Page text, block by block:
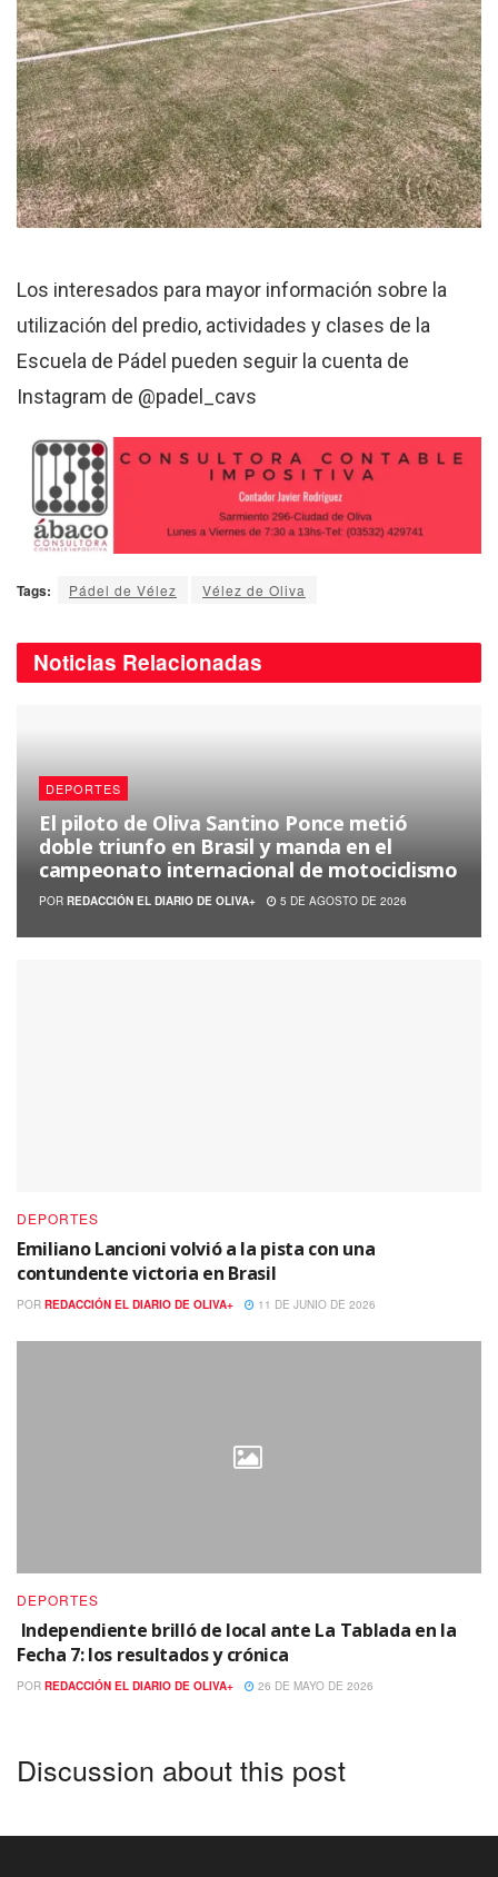
Los interesados para mayor información sobre la
utilización del predio, actividades y clases de la
Escuela de Pádel pueden seguir la cuenta de
Instagram de @padel_cavs
Tags: Pádel de Vélez Vélez de Oliva
Noticias Relacionadas
DEPORTES
El piloto de Oliva Santino Ponce metió
doble triunfo en Brasil y manda en el
campeonato internacional de motociclismo
POR REDACCIÓN EL DIARIO DE OLIVA+ 5 DE AGOSTO DE 2026
DEPORTES
Emiliano Lancioni volvió a la pista con una
contundente victoria en Brasil
POR REDACCIÓN EL DIARIO DE OLIVA+ 11 DE JUNIO DE 2026
DEPORTES
Independiente brilló de local ante La Tablada en la
Fecha 7: los resultados y crónica
POR REDACCIÓN EL DIARIO DE OLIVA+ 26 DE MAYO DE 2026
Discussion about this post